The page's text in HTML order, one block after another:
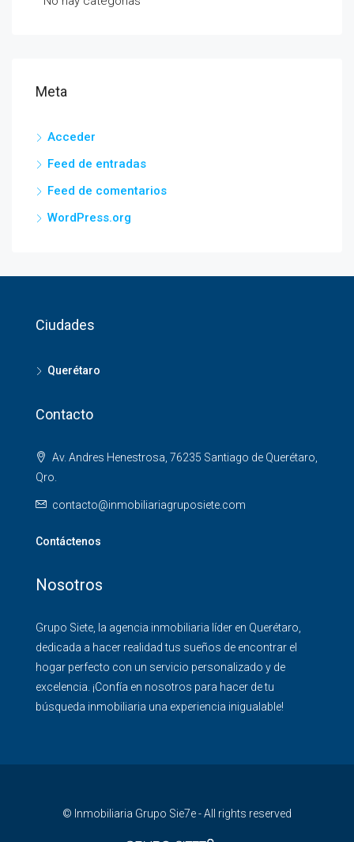
Meta
Acceder
Feed de entradas
Feed de comentarios
WordPress.org
Ciudades
Querétaro
Contacto
Av. Andres Henestrosa, 76235 Santiago de Querétaro,
Qro.
contacto@inmobiliariagruposiete.com
Contáctenos
Nosotros
Grupo Siete, la agencia inmobiliaria líder en Querétaro,
dedicada a hacer realidad tus sueños de encontrar el
hogar perfecto con un servicio personalizado y de
excelencia. ¡Confía en nosotros para hacer de tu
búsqueda inmobiliaria una experiencia inigualable!
© Inmobiliaria Grupo Sie7e - All rights reserved